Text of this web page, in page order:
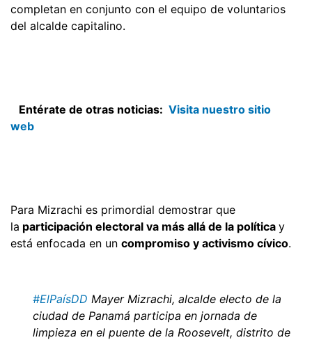
completan en conjunto con el equipo de voluntarios
del alcalde capitalino.
Entérate de otras noticias: Visita nuestro sitio
web
Para Mizrachi es primordial demostrar que
la participación electoral va más allá de la política y
está enfocada en un compromiso y activismo cívico.
#ElPaísDD Mayer Mizrachi, alcalde electo de la
ciudad de Panamá participa en jornada de
limpieza en el puente de la Roosevelt, distrito de